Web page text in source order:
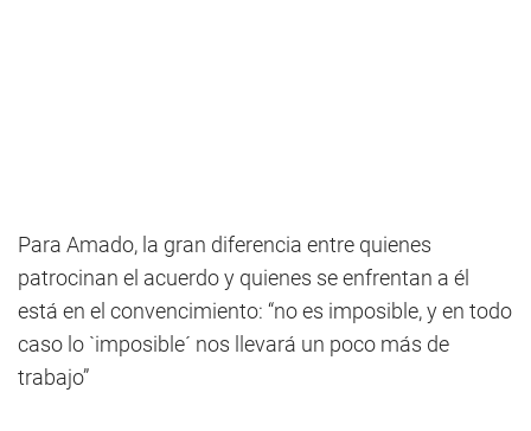
Para Amado, la gran diferencia entre quienes
patrocinan el acuerdo y quienes se enfrentan a él
está en el convencimiento: “no es imposible, y en todo
caso lo `imposible´ nos llevará un poco más de
trabajo”